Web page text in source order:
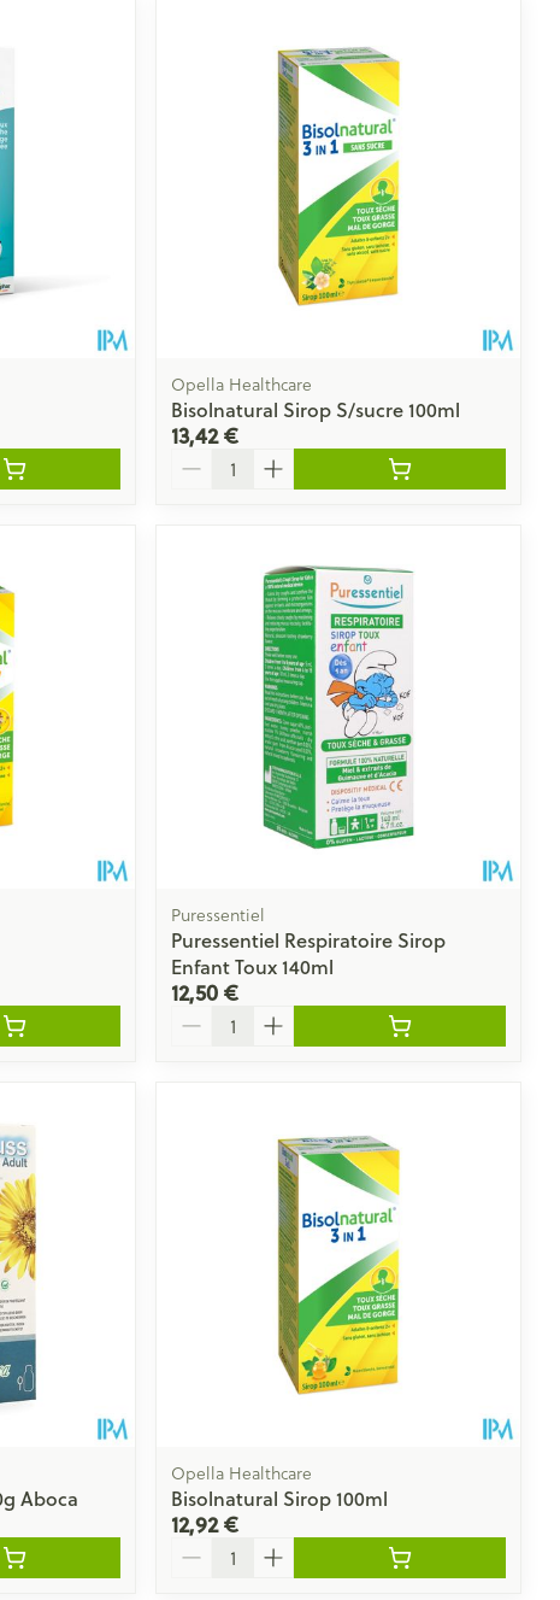
Opella Healthcare
Bisolnatural Sirop S/sucre 100ml
13,42 €
Quantité
Puressentiel
Puressentiel Respiratoire Sirop
Enfant Toux 140ml
12,50 €
Quantité
Aboca
Opella Healthcare
Bisolnatural Sirop 100ml
12,92 €
Quantité